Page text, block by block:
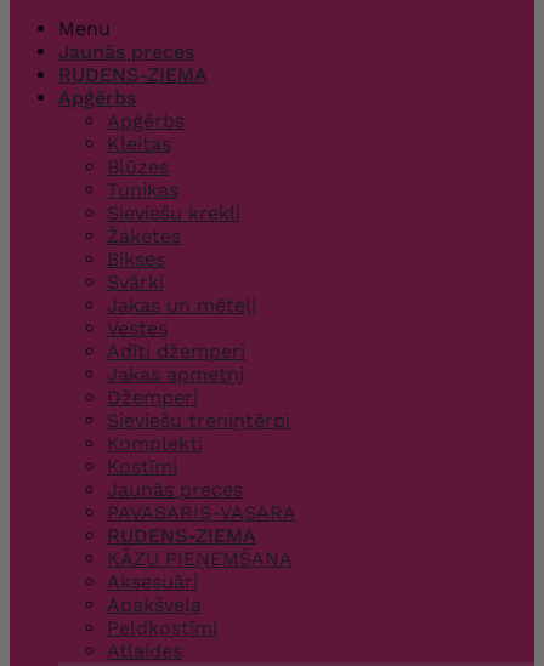
Menu
Jaunās preces
RUDENS-ZIEMA
Apģērbs
Apģērbs
Kleitas
Blūzes
Tunikas
Sieviešu krekli
Žaketes
Bikses
Svārki
Jakas un mēteļi
Vestes
Adīti džemperi
Jakas apmetņi
Džemperi
Sieviešu treniņtērpi
Komplekti
Kostīmi
Jaunās preces
PAVASARIS-VASARA
RUDENS-ZIEMA
KĀZU PIEŅEMŠANA
Aksesuāri
Apakšveļa
Peldkostīmi
Atlaides